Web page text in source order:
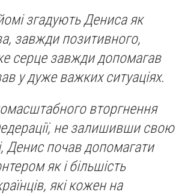
згадують Дениса як
завжди позитивного,
серце завжди допомагав
у дуже важких ситуаціях.
вторгнення
не залишивши свою
Денис почав допомагати
як і більшість
які кожен на